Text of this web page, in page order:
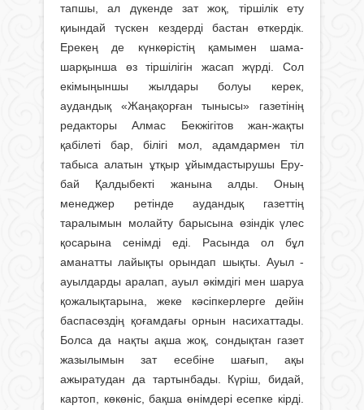
тапшы, ал дүкенде зат жоқ, тіршілік ету
қиындай түскен кездерді бастан өткердік.
Ерекең де күнкөрістің қамымен шама-
шарқынша өз тіршілігін жасап жүрді. Сол
екімыңыншы жылдары болуы керек,
аудандық «Жаңақорған тынысы» газетінің
редакторы Алмас Бекжігітов жан-жақты
қабілеті бар, білігі мол, адам­дармен тіл
табыса алатын ұтқыр ұйымдастырушы Еру­
бай Қалдыбекті жанына алды. Оның
менеджер ретін­де аудандық газеттің
таралымын молайту барысына өзіндік үлес
қосарына сенімді еді. Расында ол бұл
аманатты лайықты орындап шықты. Ауыл -
ауылдарды аралап, ауыл әкімдігі мен шаруа
қожалықтарына, жеке кәсіпкерлерге дейін
баспасөздің қоғамдағы орнын насихаттады.
Болса да нақты ақша жоқ, сондықтан газет
жазылымын зат есебіне шағып, ақы
ажыратудан да тартынбады. Күріш, бидай,
картоп, көкөніс, бақша өнімдері есепке кірді.